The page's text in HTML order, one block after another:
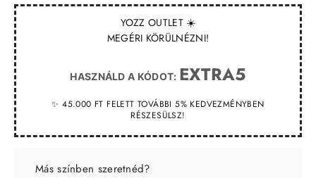
YOZZ OUTLET ☀️
MEGÉRI KÖRÜLNÉZNI!
HASZNÁLD A KÓDOT: EXTRA5
✨ 45.000 FT FELETT TOVÁBBI 5% KEDVEZMÉNYBEN
RÉSZESÜLSZ!
Más színben szeretnéd?